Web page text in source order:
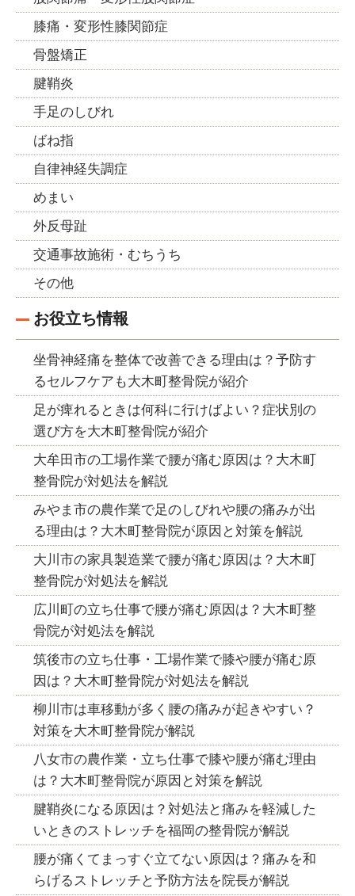
膝痛・変形性膝関節症
骨盤矯正
腱鞘炎
手足のしびれ
ばね指
自律神経失調症
めまい
外反母趾
交通事故施術・むちうち
その他
お役立ち情報
坐骨神経痛を整体で改善できる理由は？予防す
るセルフケアも大木町整骨院が紹介
足が痺れるときは何科に行けばよい？症状別の
選び方を大木町整骨院が紹介
大牟田市の工場作業で腰が痛む原因は？大木町
整骨院が対処法を解説
みやま市の農作業で足のしびれや腰の痛みが出
る理由は？大木町整骨院が原因と対策を解説
大川市の家具製造業で腰が痛む原因は？大木町
整骨院が対処法を解説
広川町の立ち仕事で腰が痛む原因は？大木町整
骨院が対処法を解説
筑後市の立ち仕事・工場作業で膝や腰が痛む原
因は？大木町整骨院が対処法を解説
柳川市は車移動が多く腰の痛みが起きやすい？
対策を大木町整骨院が解説
八女市の農作業・立ち仕事で膝や腰が痛む理由
は？大木町整骨院が原因と対策を解説
腱鞘炎になる原因は？対処法と痛みを軽減した
いときのストレッチを福岡の整骨院が解説
腰が痛くてまっすぐ立てない原因は？痛みを和
らげるストレッチと予防方法を院長が解説